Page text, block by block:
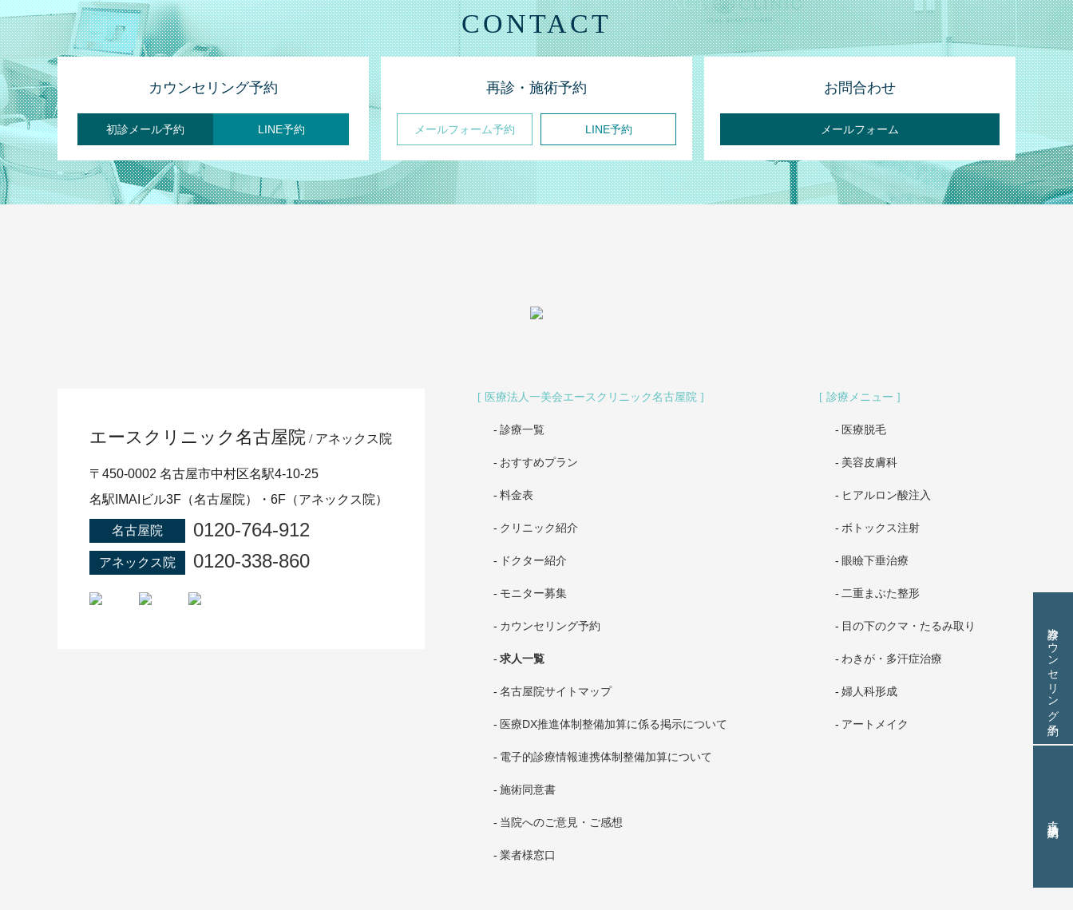
CONTACT
カウンセリング予約
初診メール予約 LINE予約
再診・施術予約
メールフォーム予約 LINE予約
お問合わせ
メールフォーム
エースクリニック 名古屋院 アネックス院
〒450-0002 名古屋市中村区名駅4-10-25
名駅IMAIビル3F（名古屋院）・6F（アネックス院）
名古屋院 0120-764-912
アネックス院 0120-338-860
医療法人一美会エースクリニック名古屋院
診療一覧
おすすめプラン
料金表
クリニック紹介
ドクター紹介
モニター募集
カウンセリング予約
求人一覧
名古屋院サイトマップ
医療DX推進体制整備加算に係る掲示について
電子的診療情報連携体制整備加算について
施術同意書
当院へのご意見・ご感想
業者様窓口
診療メニュー
医療脱毛
美容皮膚科
ヒアルロン酸注入
ボトックス注射
眼瞼下垂治療
二重まぶた整形
目の下のクマ・たるみ取り
わきが・多汗症治療
婦人科形成
アートメイク
診察カウンセリング予約